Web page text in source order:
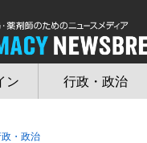
ン 行政・政治
・政治